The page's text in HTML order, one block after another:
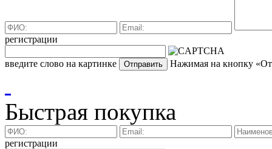
регистрации
введите слово на картинке Нажимая на кнопку
Быстрая покупка
регистрации